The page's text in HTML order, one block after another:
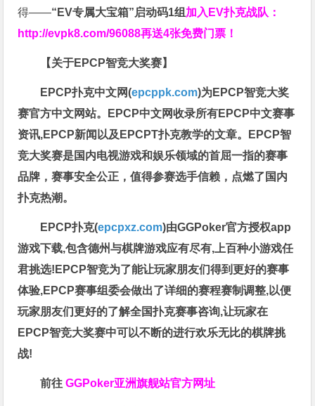
得——“EV专属大宝箱”启动码1组 加入EV扑克战队：
http://evpk8.com/96088再送4张免费门票！
【关于EPCP智竞大奖赛】
EPCP扑克中文网(epcppk.com)为EPCP智竞大奖
赛官方中文网站。EPCP中文网收录所有EPCP中文赛事
资讯,EPCP新闻以及EPCPT扑克教学的文章。EPCP智
竞大奖赛是国内电视游戏和娱乐领域的首屈一指的赛事
品牌，赛事安全公正，值得参赛选手信赖，点燃了国内
扑克热潮。
EPCP扑克(epcpxz.com)由GGPoker官方授权app
游戏下载,包含德州与棋牌游戏应有尽有,上百种小游戏任
君挑选!EPCP智竞为了能让玩家朋友们得到更好的赛事
体验,EPCP赛事组委会做出了详细的赛程赛制调整,以便
玩家朋友们更好的了解全国扑克赛事咨询,让玩家在
EPCP智竞大奖赛中可以不断的进行欢乐无比的棋牌挑
战!
前往GGPoker亚洲旗舰站官方网址